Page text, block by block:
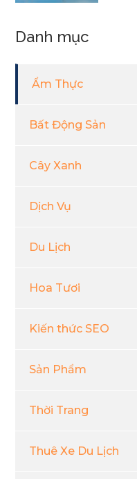
Danh mục
Ẩm Thực
Bất Động Sản
Cây Xanh
Dịch Vụ
Du Lịch
Hoa Tươi
Kiến thức SEO
Sản Phẩm
Thời Trang
Thuê Xe Du Lịch